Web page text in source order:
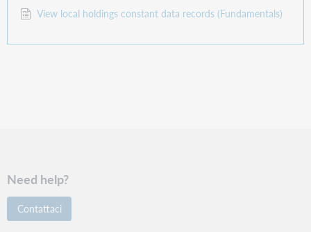
View local holdings constant data records (Fundamentals)
Need help?
Contattaci